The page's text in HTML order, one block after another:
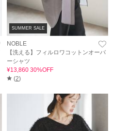
SUMMER SALE
NOBLE
【洗える】フィルロワコットンオーバ
ーシャツ
¥13,860 30%OFF
(2)